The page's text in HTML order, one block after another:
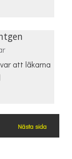
att läkarna
Posts
Nästa sida